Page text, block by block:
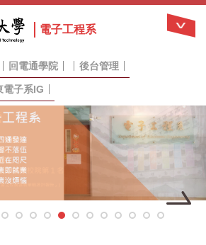
電子工程系
回電通學院 後台管理
電子系IG